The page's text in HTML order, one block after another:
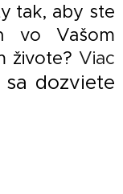
tak, aby ste
vo Vašom
živote? Viac
dozviete